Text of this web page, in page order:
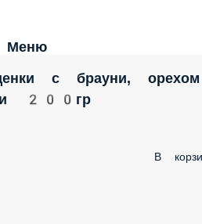
Меню
с брауни, орехом
200гр
В